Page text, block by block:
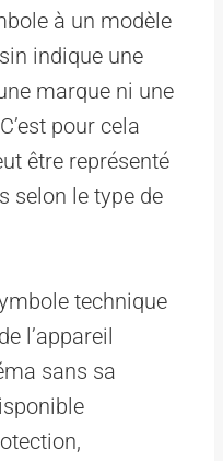
à un modèle
indique une
marque ni une
pour cela
être représenté
selon le type de
technique
l’appareil
sans sa